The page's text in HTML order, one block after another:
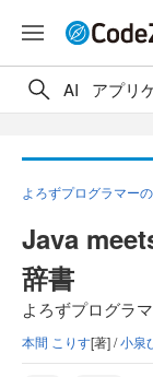
AI アプリ
よろずプログラマー
Java
辞書
よろずプログラ
本間 こりす[著] /小泉